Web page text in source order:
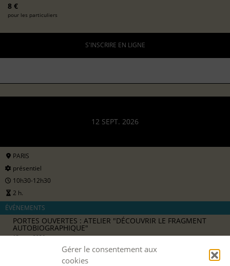
Gérer le consentement aux
cookies
8 €
pour les particuliers
S'INSCRIRE EN LIGNE
12 SEPT. 2026
PARIS
présentiel
10h30-12h30
2 h.
ÉVÉNEMENTS
PORTES OUVERTES : ATELIER "DÉCOUVRIR LE FRAGMENT
AUTOBIOGRAPHIQUE"
12 sept 2026